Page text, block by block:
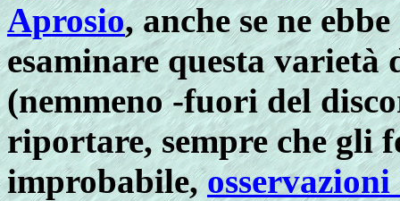
Aprosio, anche se ne
esaminare questa
(nemmeno -fuori del
riportare, sempre che gli
improbabile,